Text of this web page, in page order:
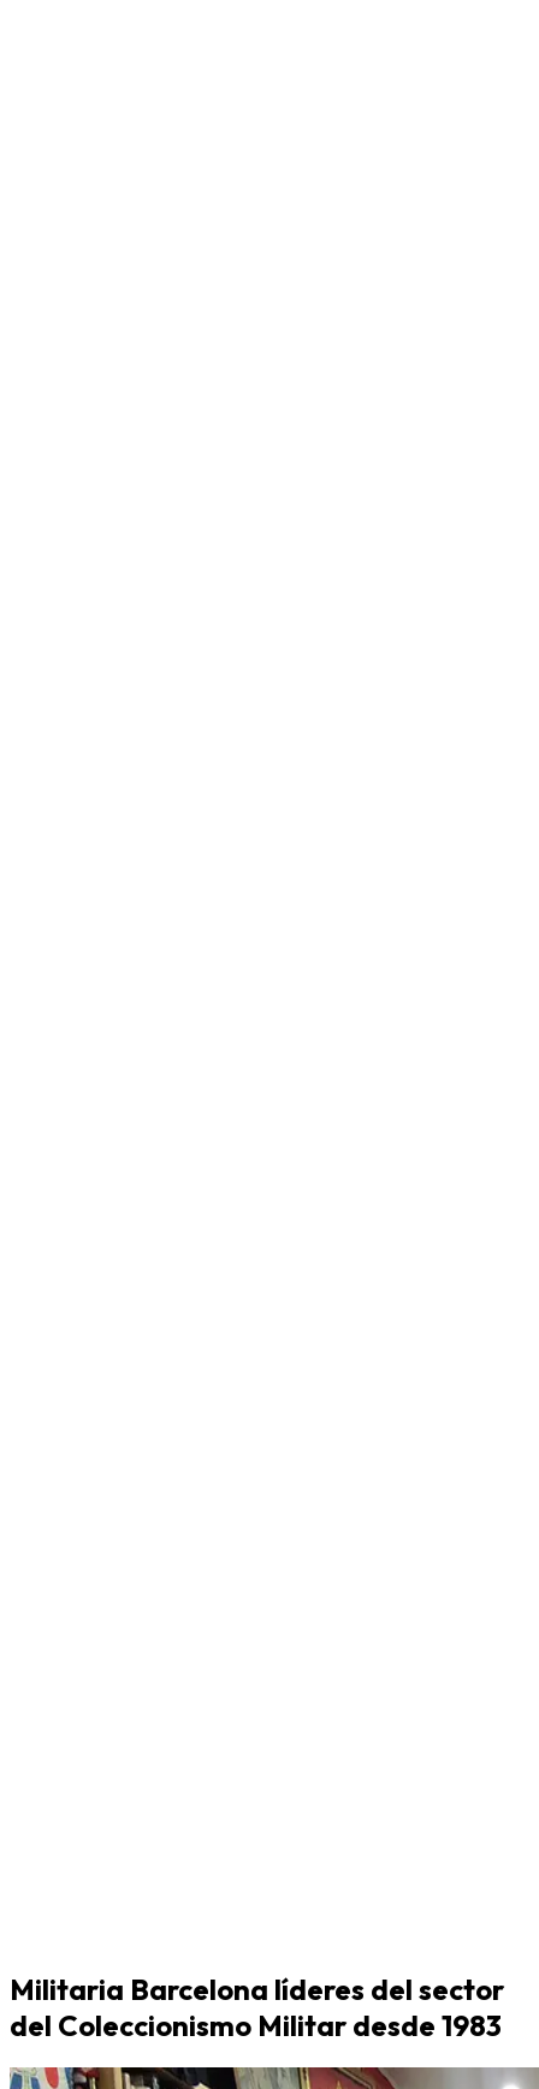
Militaria Barcelona líderes del sector
del Coleccionismo Militar desde 1983